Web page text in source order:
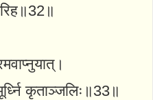
कृताञ्जलिः॥33॥